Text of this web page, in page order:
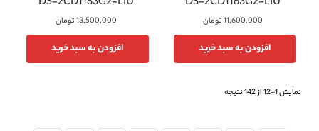
11,600,000تومان
افزودن به سبد خرید
13,500,000تومان
افزودن به سبد خرید
نمایش 1–12 از 142 نتیجه